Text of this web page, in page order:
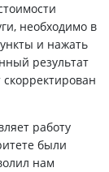
необходимо в
и нажать
результат
работу
были
нам